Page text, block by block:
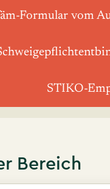
Formular vom
STIKO-
Bereich